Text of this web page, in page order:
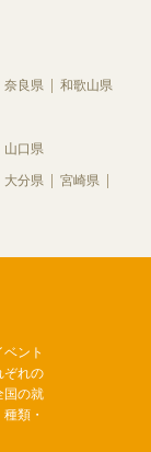
奈良県 和歌山県
山口県
大分県
宮崎県
ント
ぞれの
国の就
類・